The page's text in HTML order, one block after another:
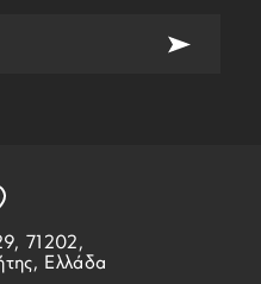
71202,
Ελλάδα